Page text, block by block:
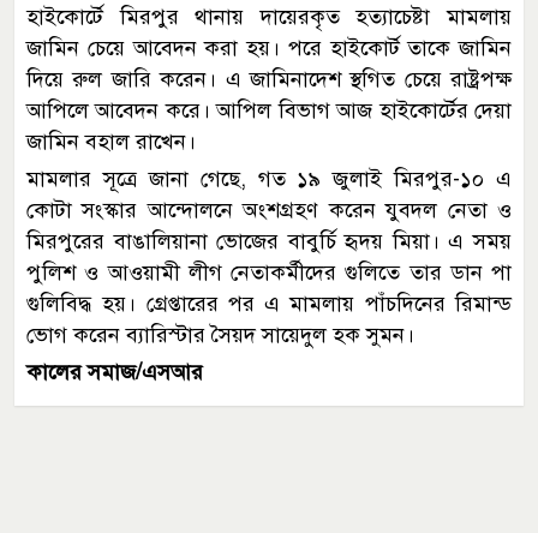
হাইকোর্টে মিরপুর থানায় দায়েরকৃত হত্যাচেষ্টা মামলায়
জামিন চেয়ে আবেদন করা হয়। পরে হাইকোর্ট তাকে জামিন
দিয়ে রুল জারি করেন। এ জামিনাদেশ স্থগিত চেয়ে রাষ্ট্রপক্ষ
আপিলে আবেদন করে। আপিল বিভাগ আজ হাইকোর্টের দেয়া
জামিন বহাল রাখেন।
মামলার সূত্রে জানা গেছে, গত ১৯ জুলাই মিরপুর-১০ এ
কোটা সংস্কার আন্দোলনে অংশগ্রহণ করেন যুবদল নেতা ও
মিরপুরের বাঙালিয়ানা ভোজের বাবুর্চি হৃদয় মিয়া। এ সময়
পুলিশ ও আওয়ামী লীগ নেতাকর্মীদের গুলিতে তার ডান পা
গুলিবিদ্ধ হয়। গ্রেপ্তারের পর এ মামলায় পাঁচদিনের রিমান্ড
ভোগ করেন ব্যারিস্টার সৈয়দ সায়েদুল হক সুমন।
কালের সমাজ/এসআর